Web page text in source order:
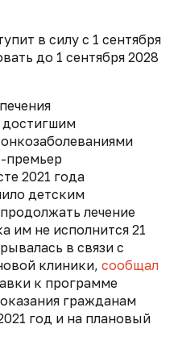
в силу с 1 сентября
‎до 1 сентября 2028
достигшим
премьер
2021 года
детским
лечение
им не исполнится 21
в связи с
клиники, сообщал
к программе
гражданам
год и на плановый